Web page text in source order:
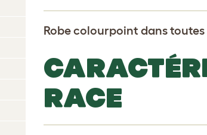
Robe colourpoint dans toutes
RACE